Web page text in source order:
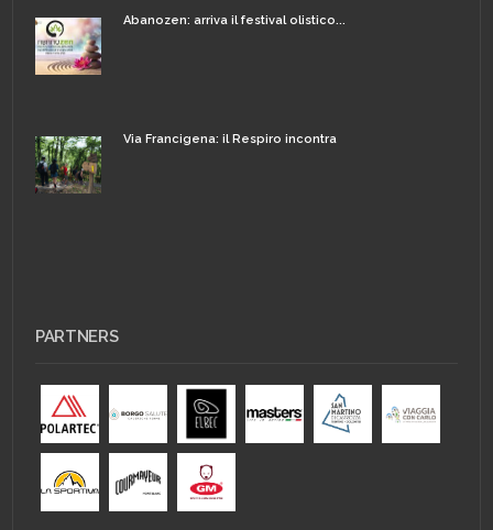
Abanozen: arriva il festival olistico...
Via Francigena: il Respiro incontra
PARTNERS